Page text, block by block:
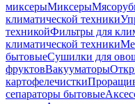
миксерыМиксеры
климатической техники
техникойФильтры для
климатической техники
бытовыеСушилки для
фруктовВакууматоры
картофелечистки
сепараторы бытовые